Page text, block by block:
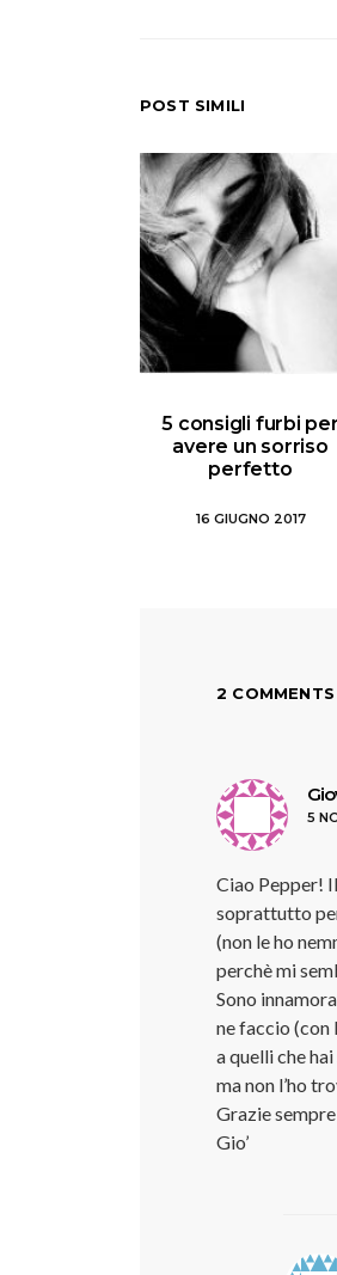
POST SIMILI
5 consigli furbi per
avere un sorriso
perfetto
16 GIUGNO 2017
2 COMMENTS
5
Ciao Pepper!
soprattutto
(non le ho
perchè mi
Sono
ne faccio (con
a quelli che
ma non l’ho
Grazie
Gio’